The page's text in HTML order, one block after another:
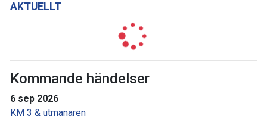
AKTUELLT
Kommande händelser
6 sep 2026
KM 3 & utmanaren